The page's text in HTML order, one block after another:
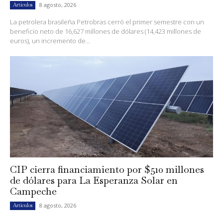
Artículos 8 agosto, 2026
La petrolera brasileña Petrobras cerró el primer semestre con un
beneficio neto de 16,627 millones de dólares (14,423 millones de
euros), un incremento de...
CIP cierra financiamiento por $510 millones
de dólares para La Esperanza Solar en
Campeche
Artículos 8 agosto, 2026